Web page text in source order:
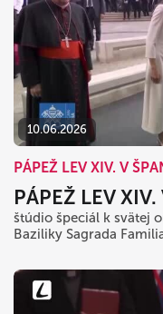
10.06.2026
PÁPEŽ LEV XIV. V
PÁPEŽ LEV
štúdio špeciál k svätej
Baziliky Sagrada